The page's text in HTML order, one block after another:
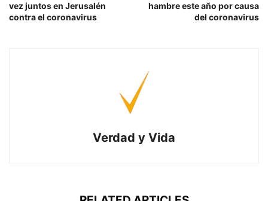
vez juntos en Jerusalén
contra el coronavirus
hambre este año por causa
del coronavirus
Verdad y Vida